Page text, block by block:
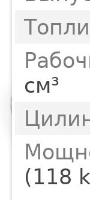
см³
(118